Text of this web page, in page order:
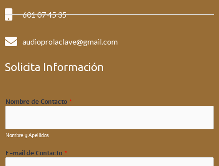
601 07 45 35
audioprolaclave@gmail.com
Solicita Información
Nombre de Contacto *
Nombre y Apellidos
E-mail de Contacto *